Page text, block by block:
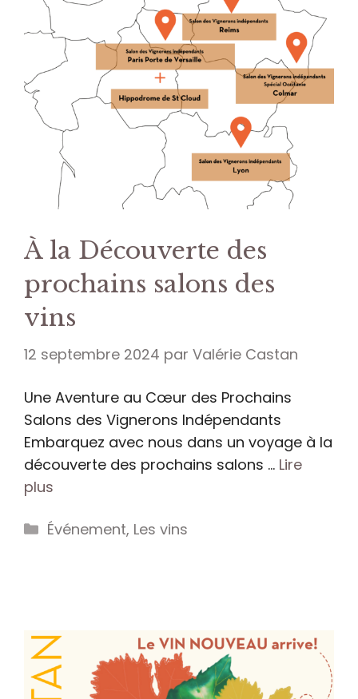
À la Découverte des
prochains salons des
vins
12 septembre 2024 par Valérie Castan
Une Aventure au Cœur des Prochains
Salons des Vignerons Indépendants
Embarquez avec nous dans un voyage à la
découverte des prochains salons … Lire
plus
Catégories
Événement, Les vins